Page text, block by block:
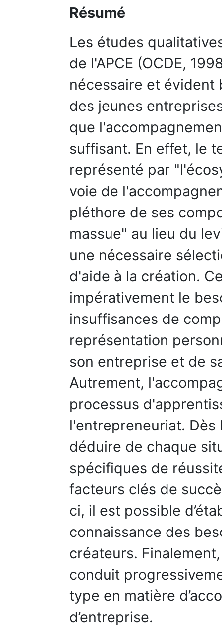
Résumé
Les études
de l'APCE (OCDE,
nécessaire et évident
des jeunes
que
suffisant. En effet, le
représenté par
voie de
pléthore de ses
massue" au lieu du
une nécessaire
d'aide à la création.
impérativement le
insuffisances de
représentation
son entreprise et de
Autrement,
processus
l'entrepreneuriat.
déduire de chaque
spécifiques de
facteurs clés de
ci, il est possible
connaissance des
créateurs.
conduit
type en matière
d’entreprise.